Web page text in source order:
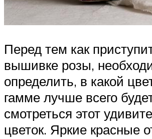
Перед тем как
вышивке розы,
определить, в какой
гамме лучше всего
смотреться этот
цветок. Яркие красные